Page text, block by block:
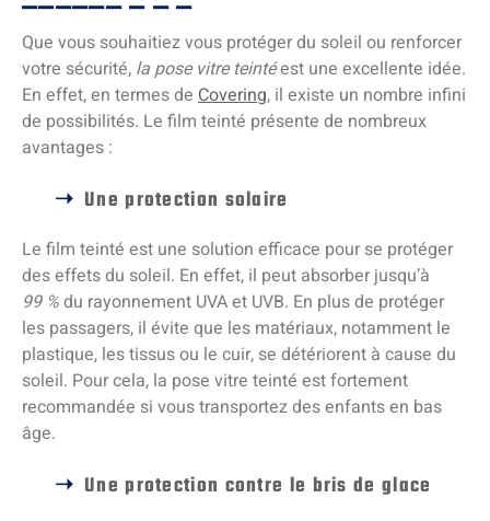
Que vous souhaitiez vous protéger du soleil ou renforcer
votre sécurité, la pose vitre teintéest une excellente idée.
En effet, en termes de Covering, il existe un nombre infini
de possibilités. Le film teinté présente de nombreux
avantages :
Une protection solaire
Le film teinté est une solution efficace pour se protéger
des effets du soleil. En effet, il peut absorber jusqu’à
99 %du rayonnement UVA et UVB. En plus de protéger
les passagers, il évite que les matériaux, notamment le
plastique, les tissus ou le cuir, se détériorent à cause du
soleil. Pour cela, la pose vitre teinté est fortement
recommandée si vous transportez des enfants en bas
âge.
Une protection contre le bris de glace